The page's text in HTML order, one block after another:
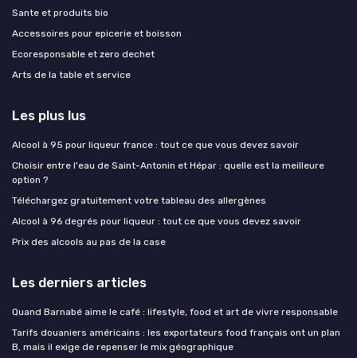
Sante et produits bio
Accessoires pour epicerie et boisson
Ecoresponsable et zero dechet
Arts de la table et service
Les plus lus
Alcool à 95 pour liqueur france : tout ce que vous devez savoir
Choisir entre l'eau de Saint-Antonin et Hépar : quelle est la meilleure
option ?
Téléchargez gratuitement votre tableau des allergènes
Alcool à 96 degrés pour liqueur : tout ce que vous devez savoir
Prix des alcools au pas de la case
Les derniers articles
Quand Barnabé aime le café : lifestyle, food et art de vivre responsable
Tarifs douaniers américains : les exportateurs food français ont un plan
B, mais il exige de repenser le mix géographique